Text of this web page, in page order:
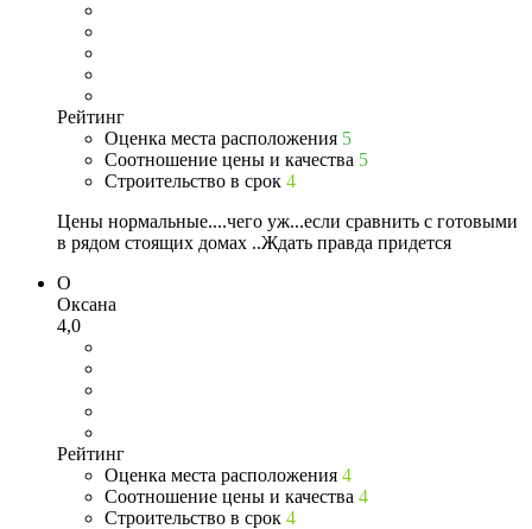
Рейтинг
Оценка места расположения 5
Соотношение цены и качества 5
Строительство в срок 4
Цены нормальные....чего уж...если сравнить с готовыми
в рядом стоящих домах ..Ждать правда придется
О
Оксана
4,0
Рейтинг
Оценка места расположения 4
Соотношение цены и качества 4
Строительство в срок 4